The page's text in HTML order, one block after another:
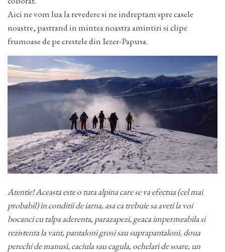
Aici ne vom lua la revedere si ne indreptam spre casele
noastre, pastrand in mintea noastra amintiri si clipe
frumoase de pe crestele din Iezer-Papusa.
Atentie! Aceasta este o tura alpina care se va efectua (cel mai
probabil) in conditii de iarna, asa ca trebuie sa aveti la voi
bocanci cu talpa aderenta, parazapezi, geaca impermeabila si
rezistenta la vant, pantaloni grosi sau suprapantaloni, doua
perechi de manusi, caciula sau cagula, ochelari de soare, un